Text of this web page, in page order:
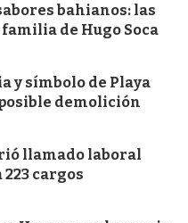
bahianos: las
de Hugo Soca
y símbolo de Playa
demolición
llamado laboral
223 cargos